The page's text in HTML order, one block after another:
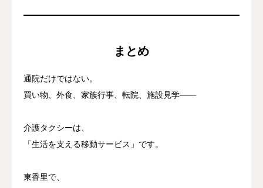
まとめ
通院だけではない。
買い物、外食、家族行事、転院、施設見学――
介護タクシーは、
「生活を支える移動サービス」です。
東香里で、